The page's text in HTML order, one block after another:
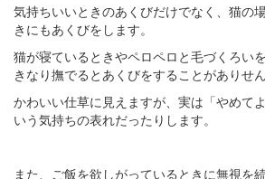
気持ちいいときのあくびだけでなく、猫の
きにもあくびをします。
猫が寝ているときやペロペロと毛づくろい
きなり撫でるとあくびをすることがありせ
かわいい仕草に見えますが、実は「やめて
いう気持ちの表れだったりします。
また、ご飯を欲しがっているときに無視を